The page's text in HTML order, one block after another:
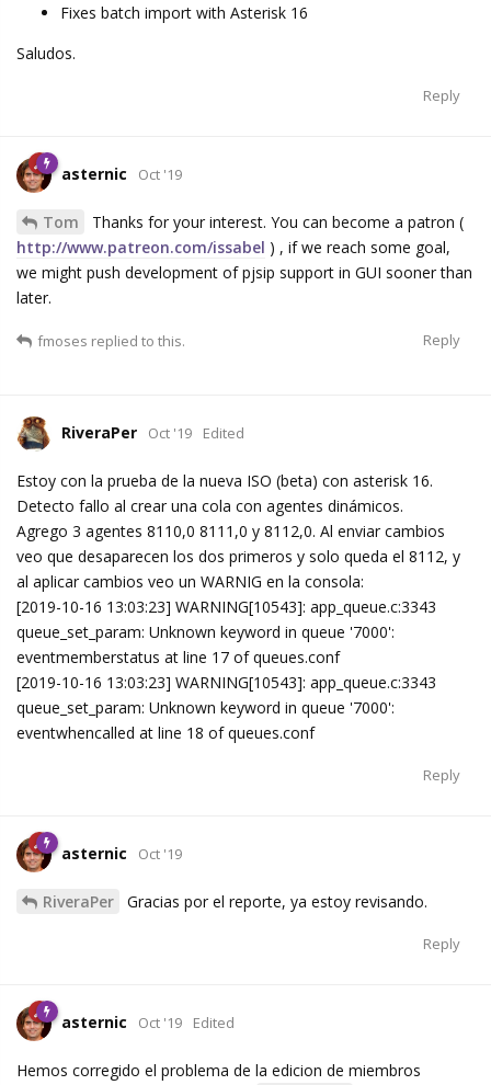
Fixes batch import with Asterisk 16
Saludos.
Reply
asternic Oct '19
Tom
Thanks for your interest. You can become a patron (
http://www.patreon.com/issabel ) , if we reach some goal,
we might push development of pjsip support in GUI sooner than
later.
Reply
fmoses replied to this.
RiveraPer Oct '19 Edited
Estoy con la prueba de la nueva ISO (beta) con asterisk 16.
Detecto fallo al crear una cola con agentes dinámicos.
Agrego 3 agentes 8110,0 8111,0 y 8112,0. Al enviar cambios
veo que desaparecen los dos primeros y solo queda el 8112, y
al aplicar cambios veo un WARNIG en la consola:
[2019-10-16 13:03:23] WARNING[10543]: app_queue.c:3343
queue_set_param: Unknown keyword in queue '7000':
eventmemberstatus at line 17 of queues.conf
[2019-10-16 13:03:23] WARNING[10543]: app_queue.c:3343
queue_set_param: Unknown keyword in queue '7000':
eventwhencalled at line 18 of queues.conf
Reply
asternic Oct '19
RiveraPer Gracias por el reporte, ya estoy revisando.
Reply
asternic Oct '19 Edited
Hemos corregido el problema de la edicion de miembros